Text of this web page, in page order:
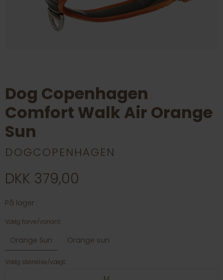
Dog Copenhagen
Comfort Walk Air Orange
Sun
DOGCOPENHAGEN
DKK 379,00
På lager
Vælg farve/variant:
Orange Sun Orange sun
Vælg størrelse/vægt: